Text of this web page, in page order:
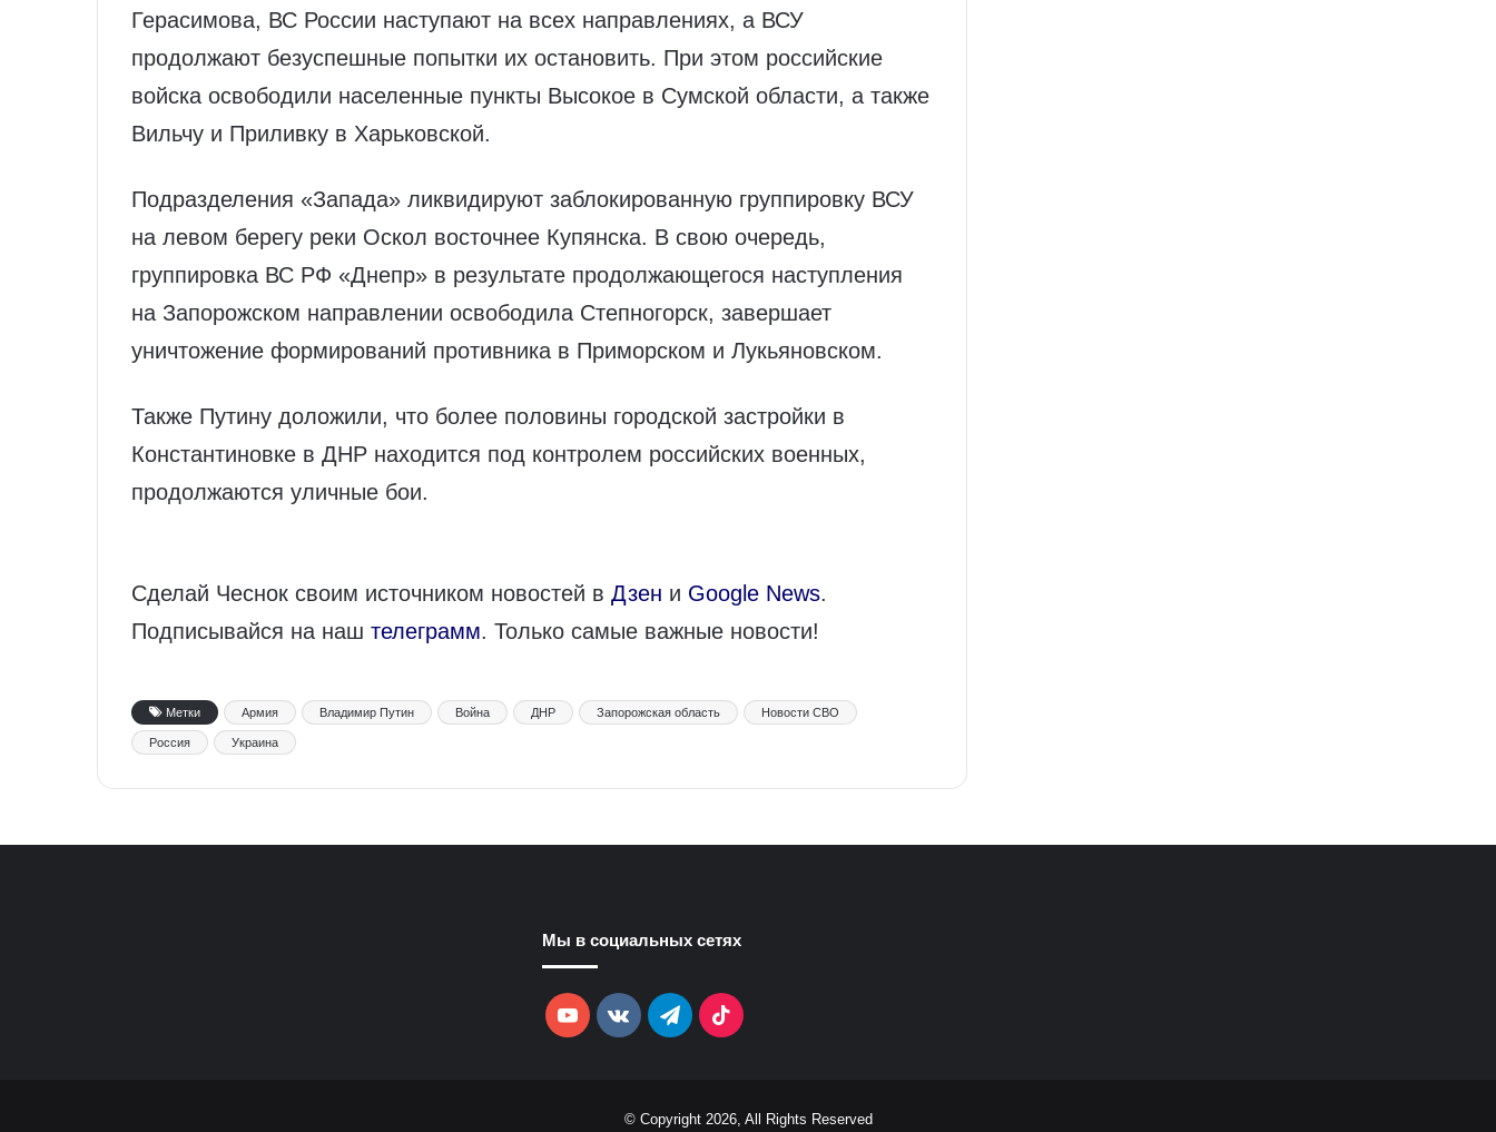
Герасимова, ВС России наступают на всех направлениях, а ВСУ
продолжают безуспешные попытки их остановить. При этом российские
войска освободили населенные пункты Высокое в Сумской области, а также
Вильчу и Приливку в Харьковской.
Подразделения «Запада» ликвидируют заблокированную группировку ВСУ
на левом берегу реки Оскол восточнее Купянска. В свою очередь,
группировка ВС РФ «Днепр» в результате продолжающегося наступления
на Запорожском направлении освободила Степногорск, завершает
уничтожение формирований противника в Приморском и Лукьяновском.
Также Путину доложили, что более половины городской застройки в
Константиновке в ДНР находится под контролем российских военных,
продолжаются уличные бои.
Сделай Чеснок своим источником новостей в Дзен и Google News.
Подписывайся на наш телеграмм. Только самые важные новости!
Метки Армия Владимир Путин Война ДНР Запорожская область Новости СВО
Россия Украина
Мы в социальных сетях
YouTubevk.comTelegramTikTok
© Copyright 2026, All Rights Reserved